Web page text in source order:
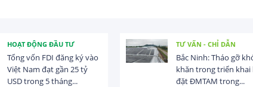
HOẠT ĐỘNG ĐẦU TƯ
Tổng vốn FDI đăng ký vào
Việt Nam đạt gần 25 tỷ
USD trong 5 tháng...
TƯ VẤN - CHỈ DẪN
Bắc Ninh: Tháo gỡ
khăn trong triển khai
đặt ĐMTAM trong...